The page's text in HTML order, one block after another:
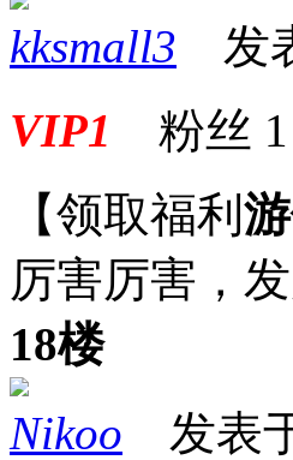
kksmall3 发
VIP1 粉丝 1
【领取福利
厉害厉害，
18楼
Nikoo 发表